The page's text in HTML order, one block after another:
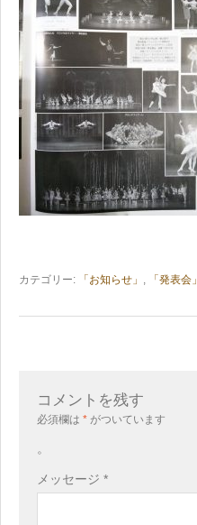
カテゴリー: 「お知らせ」 , 「発表会」
コメントを残す
必須欄は * がついています
。
メッセージ *